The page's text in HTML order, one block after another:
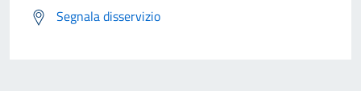
Segnala disservizio